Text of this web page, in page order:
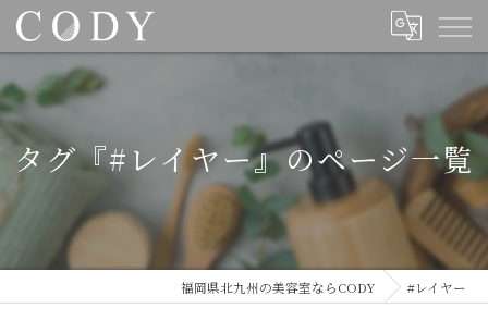
タグ『#レイヤー』のページ一覧
福岡県北九州の美容室ならCODY #レイヤー